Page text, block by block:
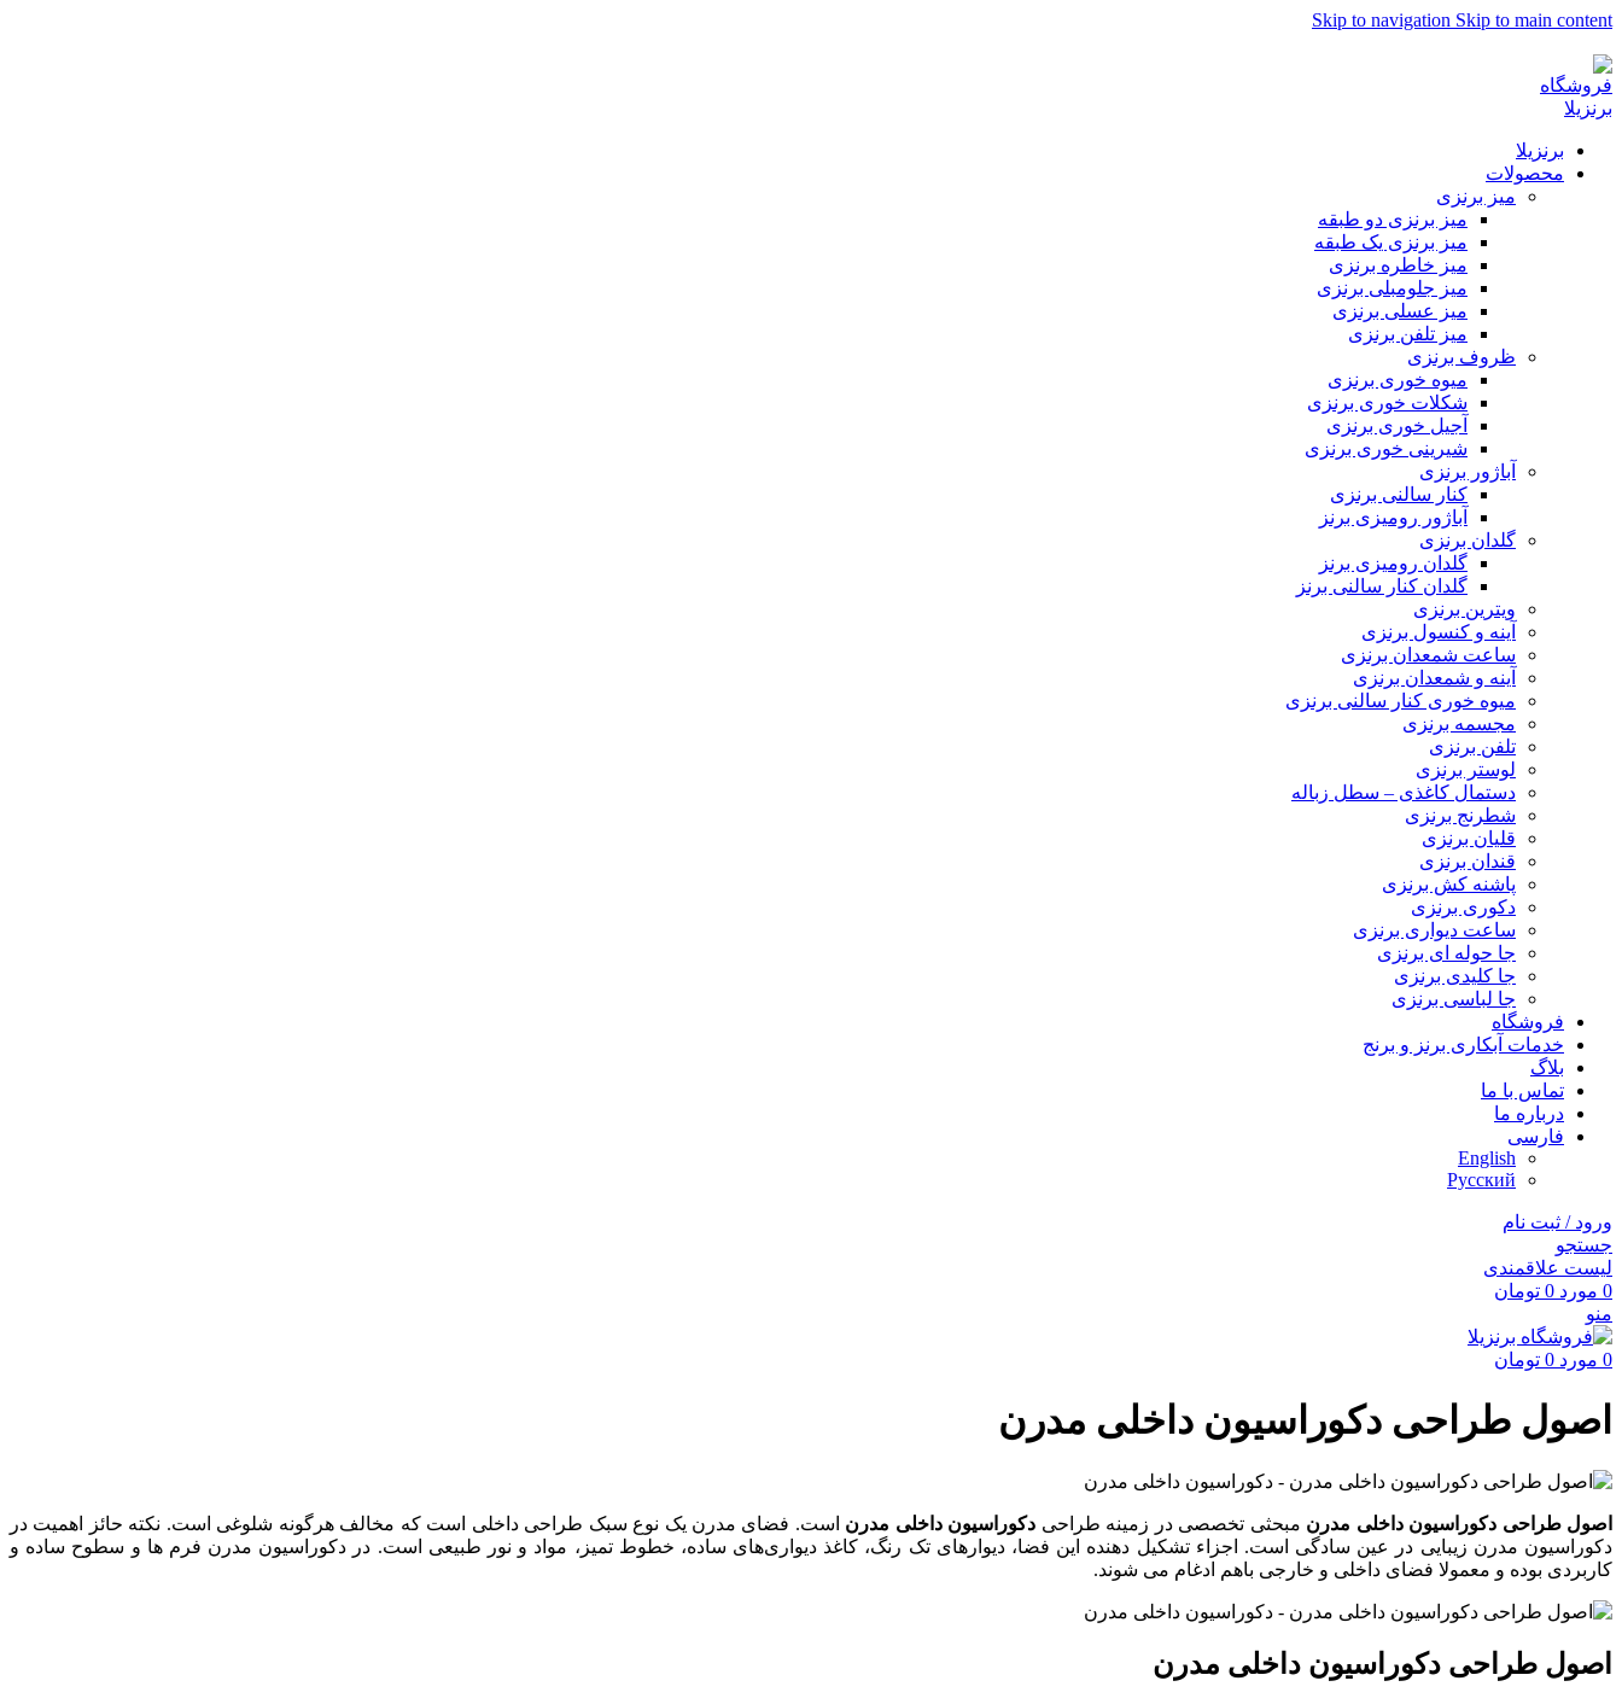
Skip to navigation Skip to main content
برنزیلا
محصولات
میز برنزی
میز برنزی دو طبقه
میز برنزی یک طبقه
میز خاطره برنزی
میز جلومبلی برنزی
میز عسلی برنزی
میز تلفن برنزی
ظروف برنزی
میوه خوری برنزی
شکلات خوری برنزی
آجیل خوری برنزی
شیرینی خوری برنزی
آباژور برنزی
کنار سالنی برنزی
آباژور رومیزی برنز
گلدان برنزی
گلدان رومیزی برنز
گلدان کنار سالنی برنز
ویترین برنزی
آینه و کنسول برنزی
ساعت شمعدان برنزی
آینه و شمعدان برنزی
میوه خوری کنار سالنی برنزی
مجسمه برنزی
تلفن برنزی
لوستر برنزی
دستمال کاغذی – سطل زباله
شطرنج برنزی
قلیان برنزی
قندان برنزی
پاشنه کش برنزی
دکوری برنزی
ساعت دیواری برنزی
جا حوله ای برنزی
جا کلیدی برنزی
جا لباسی برنزی
فروشگاه
خدمات آبکاری برنز و برنج
بلاگ
تماس با ما
درباره ما
فارسی
English
Русский
ورود / ثبت نام
جستجو
لیست علاقمندی
0 مورد 0 تومان
منو
0 مورد 0 تومان
اصول طراحی دکوراسیون داخلی مدرن
اصول طراحی دکوراسیون داخلی مدرن مبحثی تخصصی در زمینه طراحی دکوراسیون داخلی مدرن است. فضای مدرن یک نوع سبک طراحی داخلی است که مخالف هرگونه شلوغی است. نکته حائز اهمیت در
دکوراسیون مدرن زیبایی در عین سادگی است. اجزاء تشکیل دهنده‌ این فضا، دیوارهای تک رنگ، کاغذ دیواری‌های ساده، خطوط تمیز، مواد و نور طبیعی است. در دکوراسیون مدرن فرم ها و سطوح ساده و
کاربردی بوده و معمولا فضای داخلی و خارجی باهم ادغام می شوند.
اصول طراحی دکوراسیون داخلی مدرن